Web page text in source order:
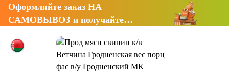
Оформляйте заказ НА
САМОВЫВОЗ и получайте